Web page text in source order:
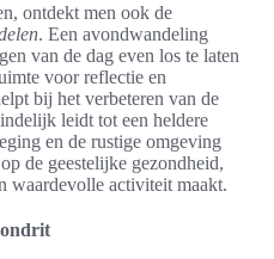
ontdekt men ook de
. Een avondwandeling
van de dag even los te laten
voor reflectie en
bij het verbeteren van de
leidt tot een heldere
en de rustige omgeving
de geestelijke gezondheid,
waardevolle activiteit maakt.